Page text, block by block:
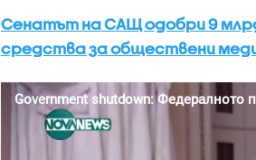
Сенатът на САЩ одобри 9
средства за обществени